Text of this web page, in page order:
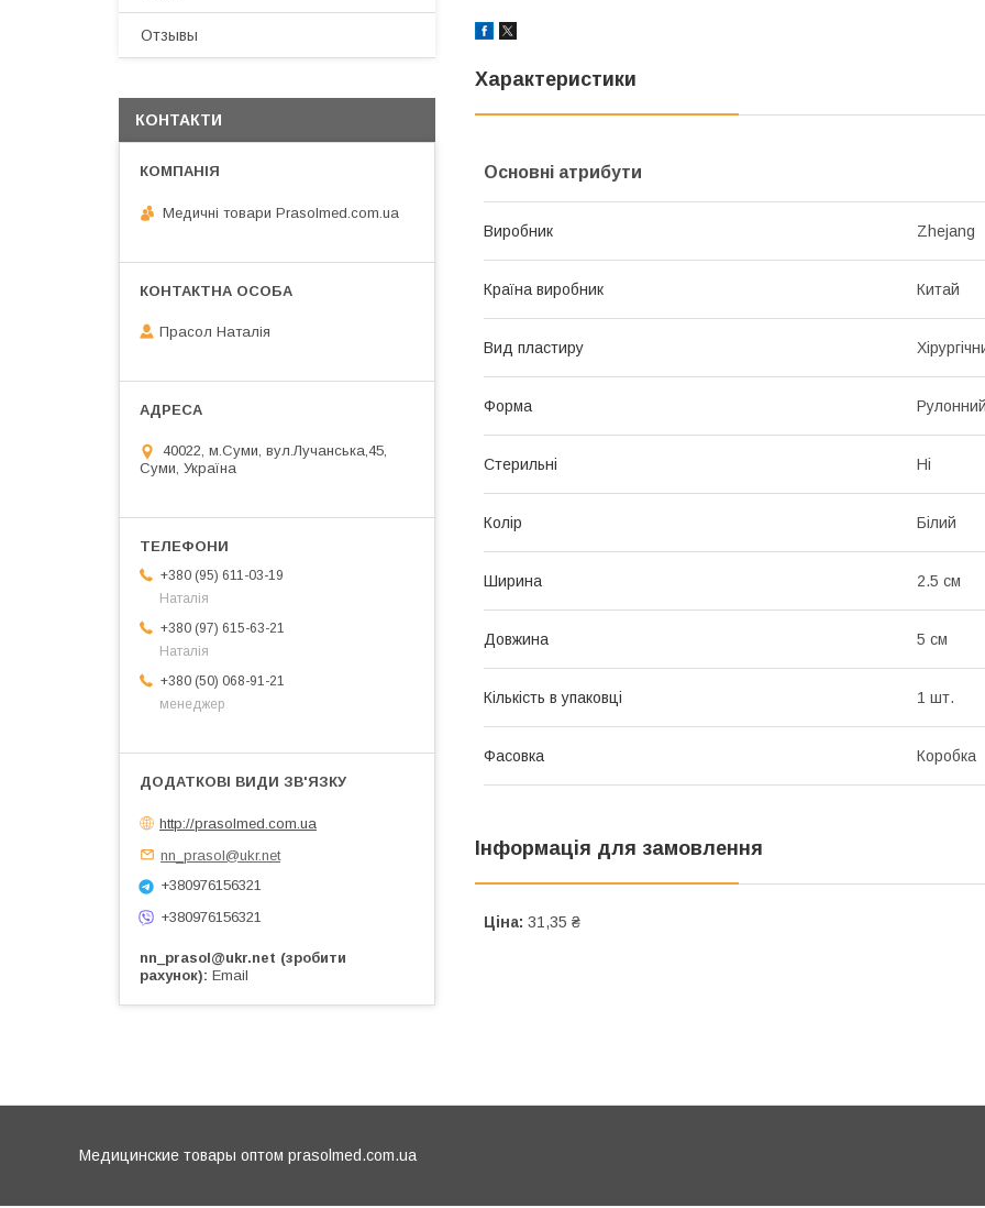
Характеристики
Основні атрибути
Виробник Zhejang
Країна виробник Китай
Вид пластиру
Форма
Стерильні Ні
Колір Білий
Ширина 2.5 см
Довжина 5 см
Кількість в упаковці 1 шт.
Фасовка Коробка
Інформація для замовлення
Ціна: 31,35 ₴
Отзывы
КОНТАКТИ
Медичні товари Prasolmed.com.ua
Прасол Наталія
40022, м.Суми, вул.Лучанська,45,
Суми, Україна
+380 (95) 611-03-19
Наталія
+380 (97) 615-63-21
Наталія
+380 (50) 068-91-21
менеджер
http://prasolmed.com.ua
nn_prasol@ukr.net
+380976156321
+380976156321
nn_prasol@ukr.net (зробити
рахунок) Email
Медицинские товары оптом prasolmed.com.ua